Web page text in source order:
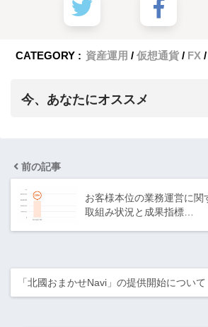
CATEGORY : 資産運用 仮想通貨 FX
今、あなたにオススメ
前の記事
お客様本位の業務運営に関
取組み状況と成果指標…
「北國おまかせNavi」の提供開始について